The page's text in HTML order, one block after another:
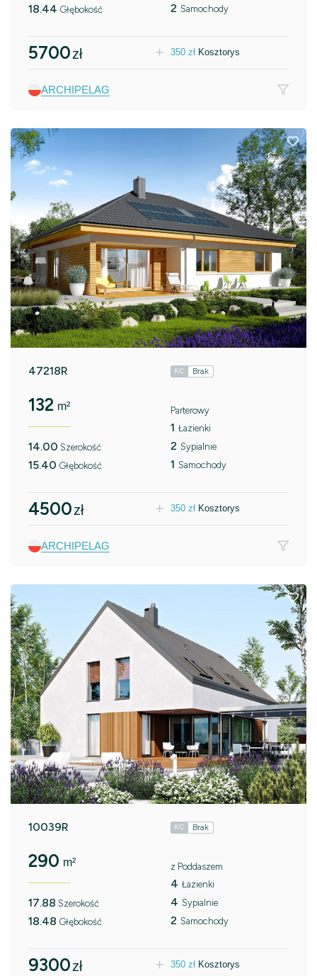
18.44 Głębokość 2 Samochody
5700zł 350 zł Kosztorys
ARCHIPELAG
47218R KC Brak
132 m²
14.00 Szerokość
15.40 Głębokość
Parterowy
1 Łazienki
2 Sypialnie
1 Samochody
4500zł 350 zł Kosztorys
ARCHIPELAG
10039R KC Brak
290 m²
17.88 Szerokość
18.48 Głębokość
z Poddaszem
4 Łazienki
4 Sypialnie
2 Samochody
9300zł 350 zł Kosztorys